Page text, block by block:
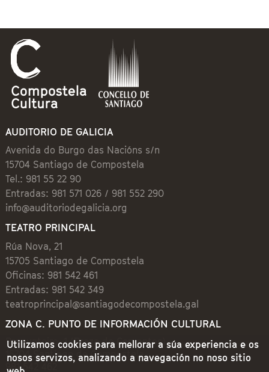
AUDITORIO DE GALICIA
Avenida do Burgo das Nacións s/n
15704 Santiago de Compostela
Tel.: 981 55 22 90
Entradas: 981 571 026 / 981 552 290
info@auditoriodegalicia.org
TEATRO PRINCIPAL
Rúa Nova, 21
15705 Santiago de Compostela
Oficinas: 981 542 461
Entradas: 981 542 349
teatroprincipal@santiagodecompostela.gal
ZONA C. PUNTO DE INFORMACIÓN CULTURAL
Preguntoiro, 1 (Praza de Cervantes)
15704 Santiago de Compostela
981 542 462
Utilizamos cookies para mellorar a súa experiencia e os
nosos servizos, analizando a navegación no noso sitio